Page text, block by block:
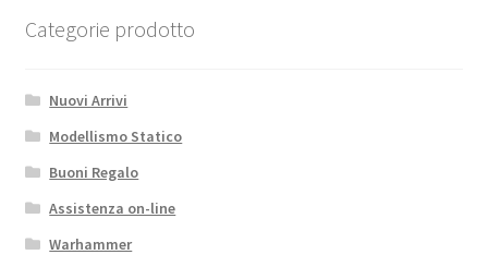
Categorie prodotto
Nuovi Arrivi
Modellismo Statico
Buoni Regalo
Assistenza on-line
Warhammer